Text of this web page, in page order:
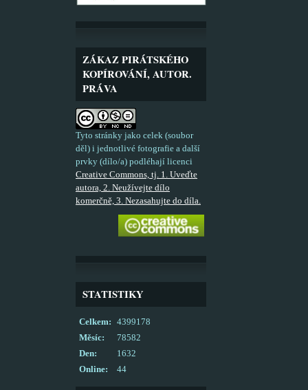
ZÁKAZ PIRÁTSKÉHO
KOPÍROVÁNÍ, AUTOR.
PRÁVA
Tyto stránky jako celek (soubor
děl) i jednotlivé fotografie a další
prvky (dílo/a) podléhají licenci
Creative Commons, tj. 1. Uveďte
autora, 2. Neužívejte dílo
komerčně, 3. Nezasahujte do díla.
STATISTIKY
Online: 44
Celkem:
4399178
Měsíc:
78582
Den:
1632